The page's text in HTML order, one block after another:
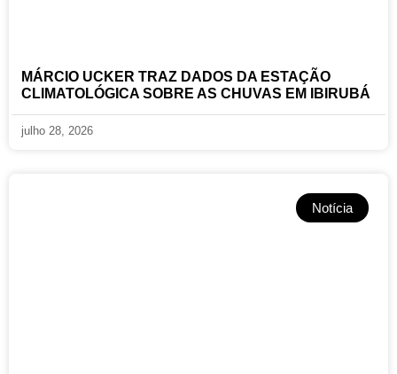
MÁRCIO UCKER TRAZ DADOS DA ESTAÇÃO
CLIMATOLÓGICA SOBRE AS CHUVAS EM IBIRUBÁ
julho 28, 2026
Notícia